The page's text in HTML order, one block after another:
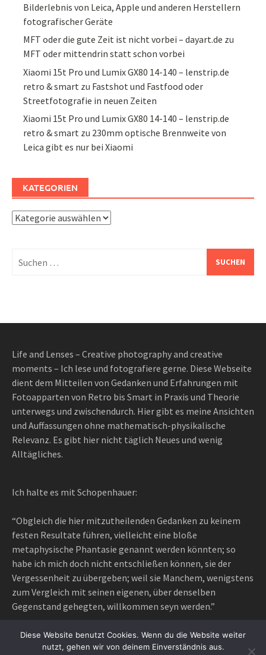
Bilderlebnis von Leica, Apple und anderen Herstellern
fotografischer Geräte
MFT oder die gute Zeit ist nicht vorbei – dayart.de zu
MFT oder mittendrin statt schon vorbei
Xiaomi 15t Pro und Lumix GX80 14-140 – lenstrip.de
retro & smart zu Fastshot und Fastfood oder
Streetfotografie in neuen Zeiten
Xiaomi 15t Pro und Lumix GX80 14-140 – lenstrip.de
retro & smart zu 230mm optische Brennweite von
Leica gibt es nur bei Xiaomi
KATEGORIEN
Kategorien
nach:
Life and Lenses – Creative photography and creative
moments – Ich lese und fotografiere gerne. Diese Webseite
dient dem Mitteilen von Gedanken und Erfahrungen mit
Fotoapparten von Retro bis Smart in Praxis und Theorie
unterwegs und zwischendurch. Hier gibt es meine Ansichten
und Auffassungen ohne mathematisch-physikalische
Relevanz. Es gibt hier nicht täglich Neues und wenig
Alltägliches.
Ich halte es mit Schopenhauer:
“Obgleich die hier mitzutheilenden Gedanken zu keinem
festen Resultate führen, vielleicht eine bloße
metaphysische Phantasie genannt werden könnten; so
habe ich mich doch nicht entschließen können, sie der
Vergessenheit zu übergeben; weil sie Manchem, wenigstens
zum Vergleich mit seinen eigenen, über denselben
Gegenstand gehegten, willkommen seyn werden.”
Diese Website benutzt Cookies. Wenn du die Website weiter
nutzt, gehen wir von deinem Einverständnis aus.